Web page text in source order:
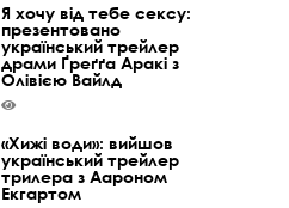
Я хочу від тебе сексу:
презентовано
український трейлер
драми Ґреґґа Аракі з
Олівією Вайлд
«Хижі води»: вийшов
український трейлер
трилера з Аароном
Екгартом